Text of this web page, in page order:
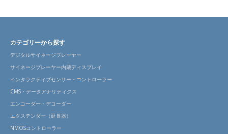
カテゴリーから探す
デジタルサイネージプレーヤー
サイネージプレーヤー内蔵ディスプレイ
インタラクティブセンサー・コントローラー
CMS・データアナリティクス
エンコーダー・デコーダー
エクステンダー（延長器）
NMOSコントローラー